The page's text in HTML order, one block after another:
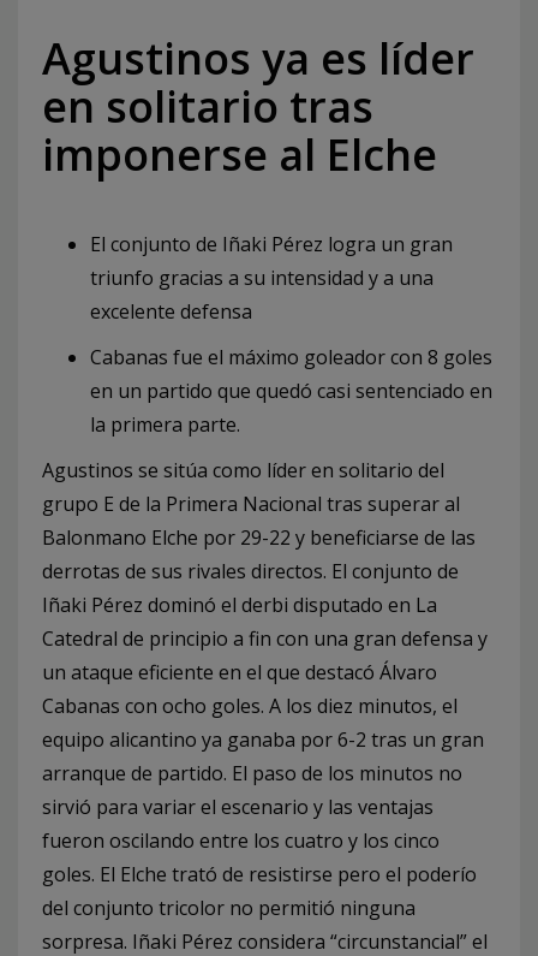
Agustinos ya es líder
en solitario tras
imponerse al Elche
El conjunto de Iñaki Pérez logra un gran
triunfo gracias a su intensidad y a una
excelente defensa
Cabanas fue el máximo goleador con 8 goles
en un partido que quedó casi sentenciado en
la primera parte.
Agustinos se sitúa como líder en solitario del
grupo E de la Primera Nacional tras superar al
Balonmano Elche por 29-22 y beneficiarse de las
derrotas de sus rivales directos. El conjunto de
Iñaki Pérez dominó el derbi disputado en La
Catedral de principio a fin con una gran defensa y
un ataque eficiente en el que destacó Álvaro
Cabanas con ocho goles. A los diez minutos, el
equipo alicantino ya ganaba por 6-2 tras un gran
arranque de partido. El paso de los minutos no
sirvió para variar el escenario y las ventajas
fueron oscilando entre los cuatro y los cinco
goles. El Elche trató de resistirse pero el poderío
del conjunto tricolor no permitió ninguna
sorpresa. Iñaki Pérez considera “circunstancial” el